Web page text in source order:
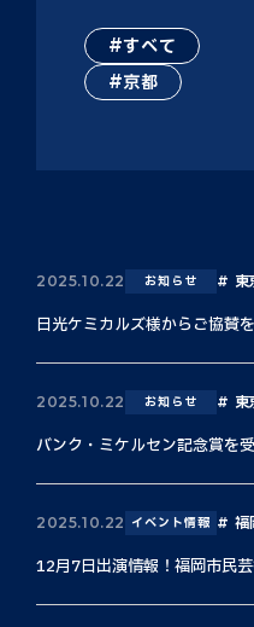
すべて
京都
2025.10.22 お知らせ 東
日光ケミカルズ様からご協賛
2025.10.22 お知らせ 東
バンク・ミケルセン記念賞を
2025.10.22 イベント情報 福
12月7日出演情報！福岡市民